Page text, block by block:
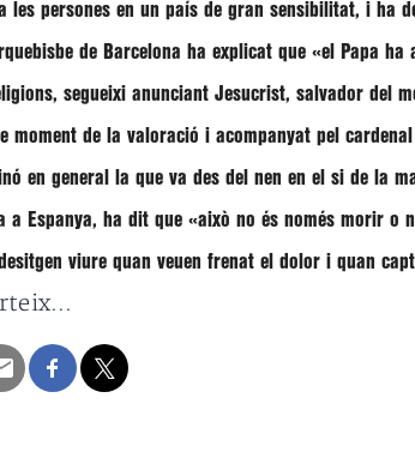
a les persones en un país de gran sensibilitat, i
de Barcelona ha explicat que «el Papa ha
segueixi anunciant Jesucrist, salvador del
moment de la valoració i acompanyat pel
en general la que va des del nen en el si de la
a Espanya, ha dit que «això no és només morir o
viure quan veuen frenat el dolor i quan